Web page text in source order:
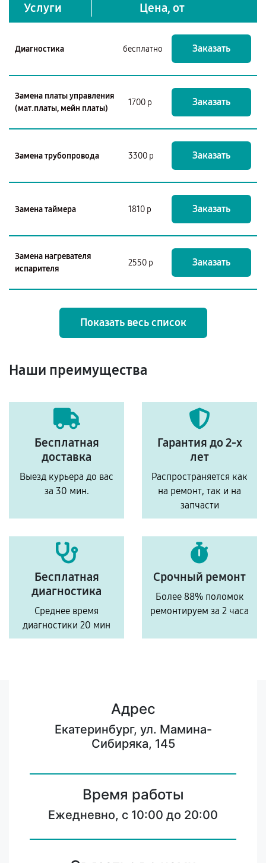
Услуги Цена, от
Диагностика бесплатно Заказать
Замена платы управления
(мат.платы, мейн платы)
1700 р Заказать
Замена трубопровода 3300 р Заказать
Замена таймера 1810 р Заказать
Замена нагревателя
испарителя
2550 р Заказать
Показать весь список
Наши преимущества
Бесплатная
доставка
Выезд курьера до вас
за 30 мин.
Гарантия до 2-х
лет
Распространяется как
на ремонт, так и на
запчасти
Бесплатная
диагностика
Среднее время
диагностики 20 мин
Срочный ремонт
Более 88% поломок
ремонтируем за 2 часа
Адрес
Екатеринбург, ул. Мамина-
Сибиряка, 145
Время работы
Ежедневно, с 10:00 до 20:00